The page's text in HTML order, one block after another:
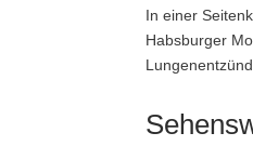
In einer
Habsburger